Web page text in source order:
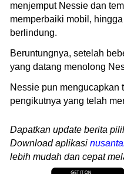
menjemput Nessie dan
memperbaiki mobil,
berlindung.
Beruntungnya, setelah
yang datang menolong
Nessie pun mengucapkan
pengikutnya yang telah
Dapatkan update berita
Download aplikasi
lebih mudah dan cepat